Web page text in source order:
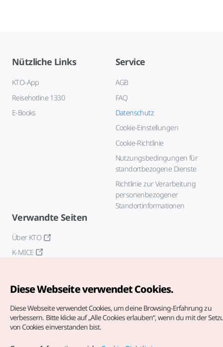
Nützliche Links
KTO-App
Reisehotline 1330
E-Books
Service
AGB
FAQ
Datenschutz
Cookie-Einstellungen
Cookie-Richtlinie
Nutzungsbedingungen für
standortbezogene Dienste
Richtlinie zur Verarbeitung
personenbezogener
Standortinformationen
Verwandte Seiten
Über KTO
K-MICE
Diese Webseite verwendet Cookies.
Diese Webseite verwendet Cookies, um deine Browsing-Erfahrung zu
verbessern. Bitte klicke auf „Alle Cookies erlauben“, wenn du mit der
von Cookies einverstanden bist.